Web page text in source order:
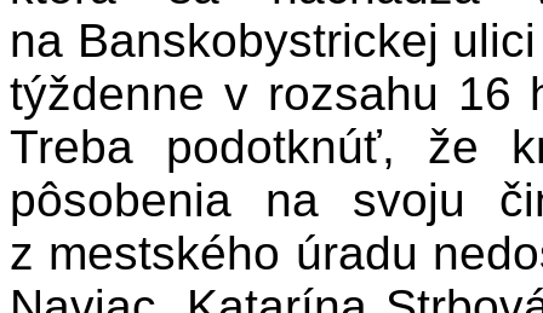
na Banskobystrickej
týždenne v rozsahu 16
Treba podotknúť, že
pôsobenia na svoju
z mestského úradu